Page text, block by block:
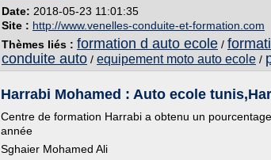
Date: 2018-05-23 11:01:35
Site : http://www.venelles-conduite-et-formation.com
Thèmes liés : formation d auto ecole /
conduite auto / equipement moto auto ecole /
Harrabi Mohamed : Auto ecole
Centre de formation Harrabi a obtenu un
année
Sghaier Mohamed Ali